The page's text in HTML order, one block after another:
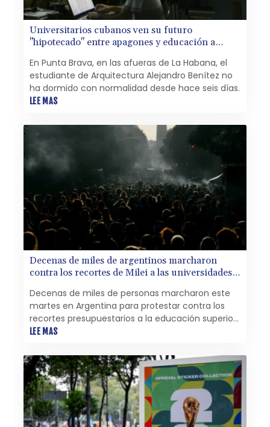
Universitarios cubanos ven su futuro
"hipotecado" entre apagones y educación a
En Punta Brava, en las afueras de La Habana, el
estudiante de Arquitectura Alejandro Benítez no
ha dormido con normalidad desde hace seis días.
LEE MAS
Decenas de miles de argentinos marcharon
contra los recortes de Milei a las universidades
Decenas de miles de personas marcharon este
martes en Argentina para protestar contra los
recortes presupuestarios a la educación superior,
después de que el gobierno de Javier Milei
LEE MAS